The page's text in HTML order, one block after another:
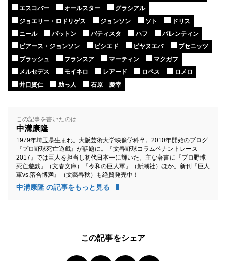
エスコバー
オールスター
グラシアル
ジョエリー・ロドリゲス
ジョンソン ソト
ドリス
ニール
パットン バティスタ ハフ
バレンティン
ピアース・ジョンソン
ビシエド ビヤヌエバ
ブセニッツ
ブラッシュ
フランスア マーティン
マクガフ
メルセデス
モイネロ レアード ロペス
ロメロ
井口資仁
助っ人 石原 慶幸
この記事を書いたのは
中溝康隆
1979年埼玉県生まれ。大阪芸術大学映像学科卒。2010年開始のブログ
『プロ野球死亡遊戯』が話題に。『文春野球コラムペナントレース
2017』では巨人を担当し初代日本一に輝いた。主な著書に『プロ野球
死亡遊戯』（文春文庫）『令和の巨人軍』（新潮社）ほか。新刊『巨人
軍vs.落合博満』（文藝春秋）も絶賛発売中！
中溝康隆 の記事をもっと見る
この記事をシェア